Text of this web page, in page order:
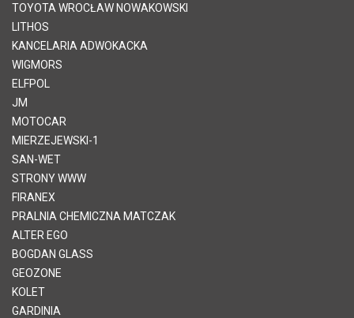
TOYOTA WROCŁAW NOWAKOWSKI
LITHOS
KANCELARIA ADWOKACKA
WIGMORS
ELFPOL
JM
MOTOCAR
MIERZEJEWSKI-1
SAN-WET
STRONY WWW
FIRANEX
PRALNIA CHEMICZNA MATCZAK
ALTER EGO
BOGDAN GLASS
GEOZONE
KOLET
GARDINIA